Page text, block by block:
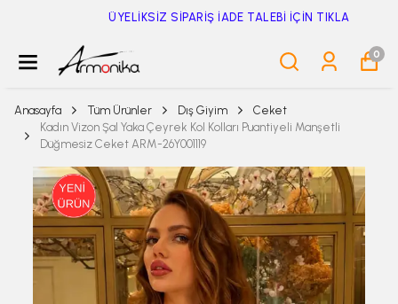
ÜYELİKSİZ SİPARİŞ İADE TALEBİ İÇİN TIKLA
0
Anasayfa Tüm Ürünler Dış Giyim
Ceket
Kadın Vizon Şal Yaka Çeyrek Kol Kolları Puantiyeli Manşetli
Düğmesiz Ceket ARM-26Y001119